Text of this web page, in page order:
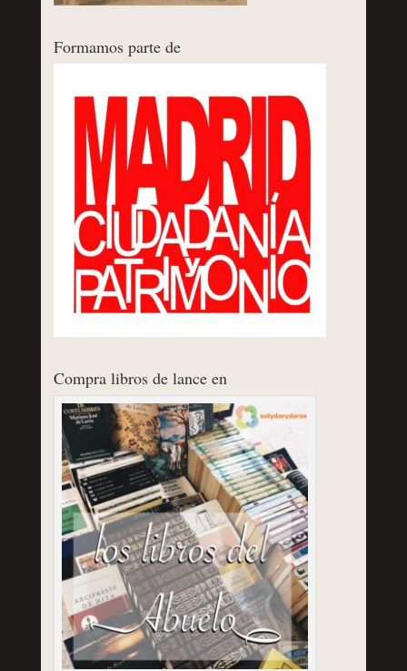
Formamos parte de
Compra libros de lance en